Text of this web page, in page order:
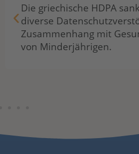
Die griechische HDPA
diverse
Zusammenhang mit
von Minderjährigen.